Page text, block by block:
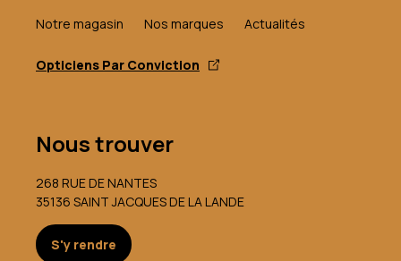
Notre magasin Nos marques Actualités
Opticiens Par Conviction
Nous trouver
268 RUE DE NANTES
35136 SAINT JACQUES DE LA LANDE
S'y rendre